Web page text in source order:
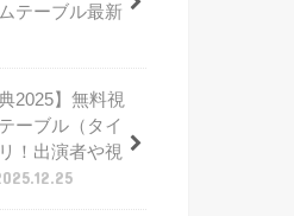
テーブル最新
2025】無料視
ーブル（タイ
！出演者や視